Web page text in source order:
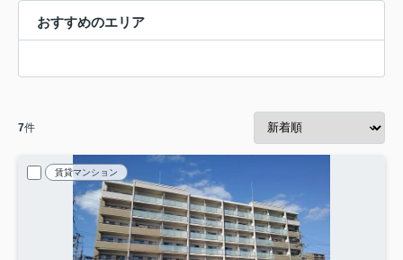
おすすめのエリア
7件
賃貸マンション